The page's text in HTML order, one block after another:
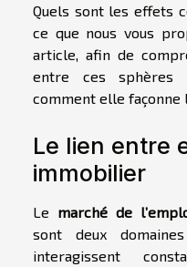
Quels sont les effets
ce que nous vous
article, afin de
entre ces sphères
comment elle façonne
Le lien entre
immobilier
Le marché de
sont deux
interagissent